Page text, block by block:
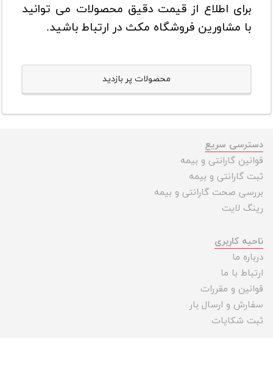
برای اطلاع از قیمت دقیق محصولات می توانید
با مشاورین فروشگاه مکث در ارتباط باشید.
محصولات پر بازدید
دسترسی سریع
قوانین گارانتی و بیمه
ثبت گارانتی و بیمه
بررسی صحت گارانتی و بیمه
رینگ لایت
ناحیه کاربری
درباره ما
ارتباط با ما
قوانین و مقررات
سفارش و ارسال بار
ثبت شکایات